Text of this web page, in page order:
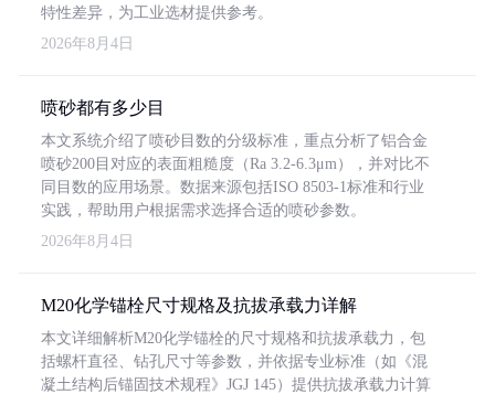
特性差异，为工业选材提供参考。
2026年8月4日
喷砂都有多少目
本文系统介绍了喷砂目数的分级标准，重点分析了铝合金
喷砂200目对应的表面粗糙度（Ra 3.2-6.3μm），并对比不
同目数的应用场景。数据来源包括ISO 8503-1标准和行业
实践，帮助用户根据需求选择合适的喷砂参数。
2026年8月4日
M20化学锚栓尺寸规格及抗拔承载力详解
本文详细解析M20化学锚栓的尺寸规格和抗拔承载力，包
括螺杆直径、钻孔尺寸等参数，并依据专业标准（如《混
凝土结构后锚固技术规程》JGJ 145）提供抗拔承载力计算